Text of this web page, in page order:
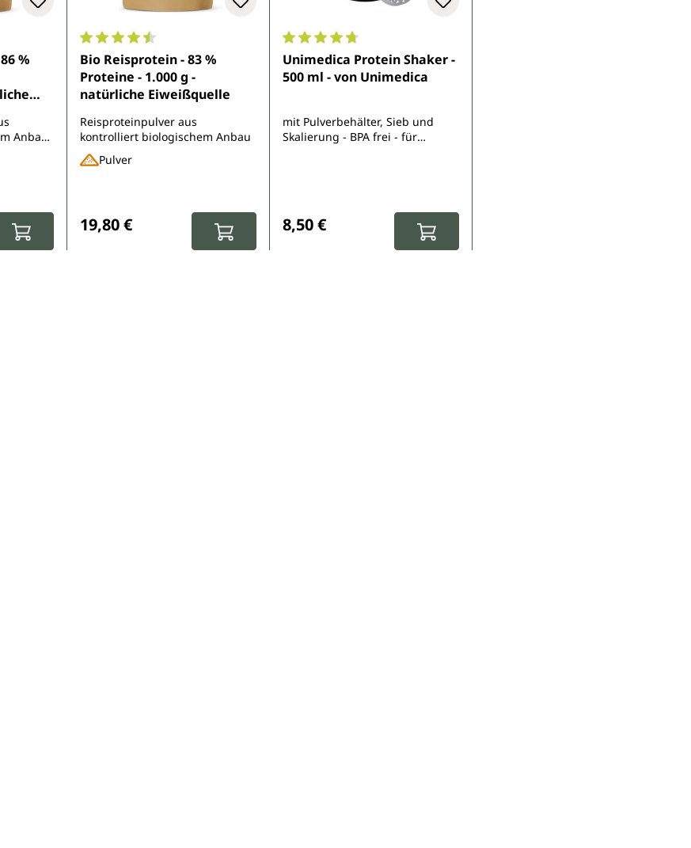
von 4.7 von 5 Sternen
%
Anbau
Durchschnittliche Bewertung von 4.5 von 5 Sternen
Bio Reisprotein - 83 %
Proteine - 1.000 g -
natürliche Eiweißquelle
Reisproteinpulver aus
kontrolliert biologischem Anbau
Pulver
19,80 €
Durchschnittliche Bewertung von 4.7 von 5 Sternen
Unimedica Protein Shaker -
500 ml - von Unimedica
mit Pulverbehälter, Sieb und
Skalierung - BPA frei - für
8,50 €